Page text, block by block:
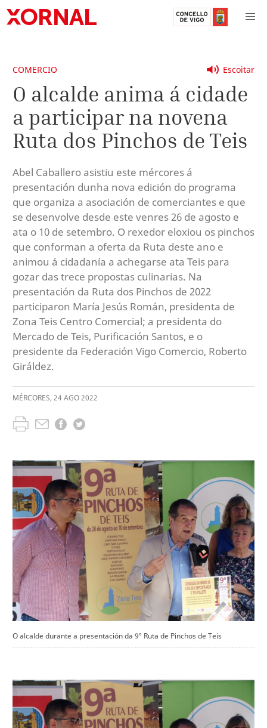
Escoitar
COMERCIO
O alcalde anima á cidade
a participar na novena
Ruta dos Pinchos de Teis
Abel Caballero asistiu este mércores á
presentación dunha nova edición do programa
que organiza a asociación de comerciantes e que
se desenvolve desde este venres 26 de agosto e
ata o 10 de setembro. O rexedor eloxiou os pinchos
que conforman a oferta da Ruta deste ano e
animou á cidadanía a achegarse ata Teis para
gozar das trece propostas culinarias. Na
presentación da Ruta dos Pinchos de 2022
participaron María Jesús Román, presidenta de
Zona Teis Centro Comercial; a presidenta do
Mercado de Teis, Purificación Santos, e o
presidente da Federación Vigo Comercio, Roberto
Giráldez.
MÉRCORES, 24AGO2022
O alcalde durante a presentación da 9º Ruta de Pinchos de Teis